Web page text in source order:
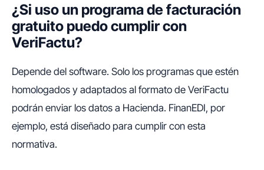
¿Si uso un programa de facturación
gratuito puedo cumplir con
VeriFactu?
Depende del software. Solo los programas que estén
homologados y adaptados al formato de VeriFactu
podrán enviar los datos a Hacienda. FinanEDI, por
ejemplo, está diseñado para cumplir con esta
normativa.